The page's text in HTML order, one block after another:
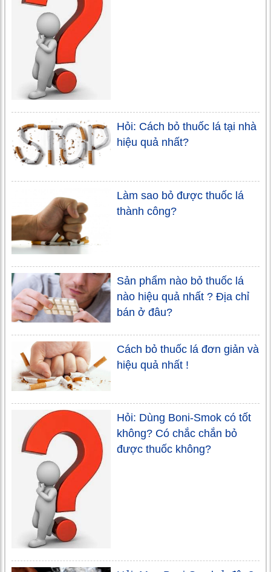
Hỏi: Cách bỏ thuốc lá tại nhà
hiệu quả nhất?
Làm sao bỏ được thuốc lá
thành công?
Sản phẩm nào bỏ thuốc lá
nào hiệu quả nhất ? Địa chỉ
bán ở đâu?
Cách bỏ thuốc lá đơn giản và
hiệu quả nhất !
Hỏi: Dùng Boni-Smok có tốt
không? Có chắc chắn bỏ
được thuốc không?